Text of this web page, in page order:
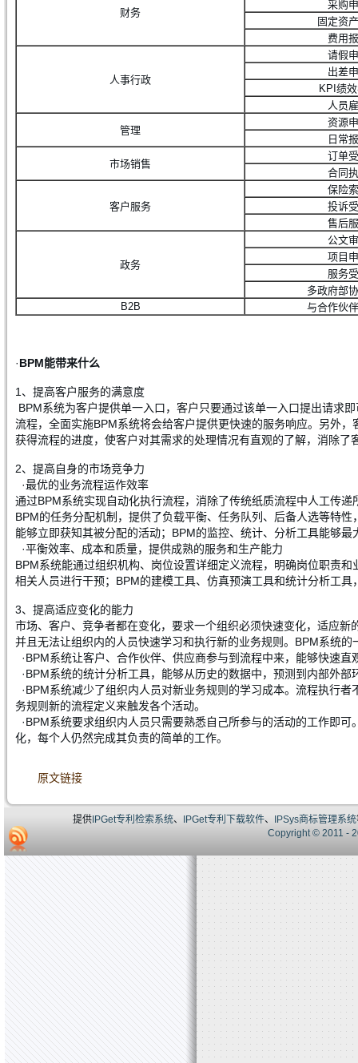
财务
采购
固定资
费用
人事行政
请假
出差
KPI绩
人员
管理
资源
日常
市场销售
订单
合同
客户服务
保险
投诉
售后
政务
公文
项目
服务
多政府部
B2B
与合作伙
·BPM能带来什么
1、提高客户服务的满意度
BPM系统为客户提供单一入口，客户只要通过该单一入口提出请求
流程，全面实施BPM系统将会给客户提供更快速的服务响应。另外
获得流程的进度，使客户对其需求的处理情况有直观的了解，消除了
2、提高自身的市场竞争力
·最优的业务流程运作效率
通过BPM系统实现自动化执行流程，消除了传统纸质流程中人工传
BPM的任务分配机制，提供了负载平衡、任务队列、后备人选等特
能够立即获知其被分配的活动；BPM的监控、统计、分析工具能够
·平衡效率、成本和质量，提供成熟的服务和生产能力
BPM系统能通过组织机构、岗位设置详细定义流程，明确岗位职责
相关人员进行干预；BPM的建模工具、仿真预演工具和统计分析工
3、提高适应变化的能力
市场、客户、竞争者都在变化，要求一个组织必须快速变化，适应
并且无法让组织内的人员快速学习和执行新的业务规则。BPM系统的
·BPM系统让客户、合作伙伴、供应商参与到流程中来，能够快速
·BPM系统的统计分析工具，能够从历史的数据中，预测到内部外部
·BPM系统减少了组织内人员对新业务规则的学习成本。流程执行
务规则新的流程定义来触发各个活动。
·BPM系统要求组织内人员只需要熟悉自己所参与的活动的工作即
化，每个人仍然完成其负责的简单的工作。
原文链接
提供IPGet专利检索系统、 IPGet专利下载软件、 IPSys商标管理系统
Copyright © 2011 -